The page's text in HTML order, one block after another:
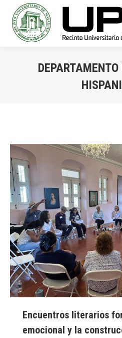
Encuentros literarios
emocional y la